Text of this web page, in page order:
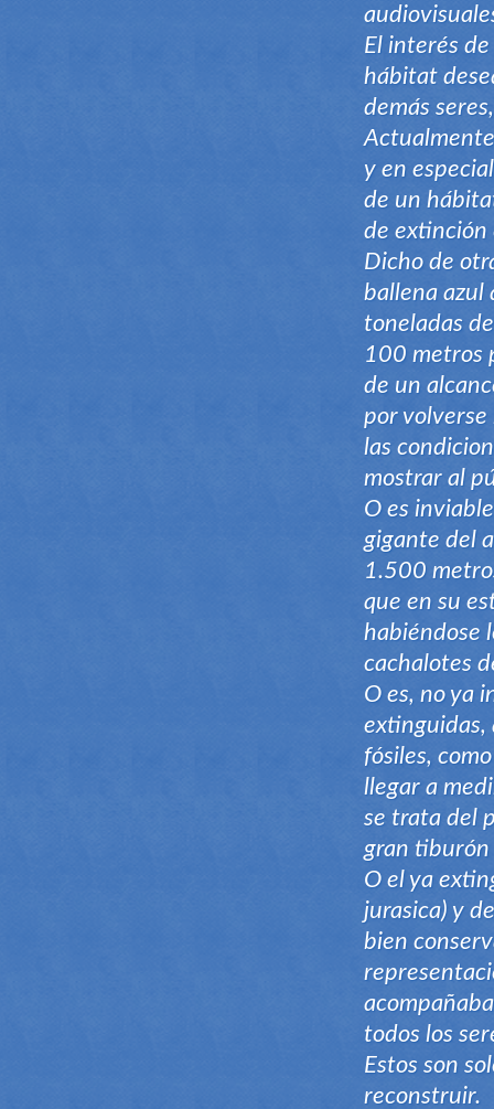
El interés
hábitat
demás
y en
de un
de extinción
Dicho de
ballena azul
toneladas
100 metros
de un
por volverse
las
mostrar al
O es
gigante del
1.500
que en su
habiéndose
cachalotes
O es, no ya
extinguidas,
fósiles,
llegar a
se trata del
gran
O el ya
jurasica) y
bien
todos los
Estos son
reconstruir.